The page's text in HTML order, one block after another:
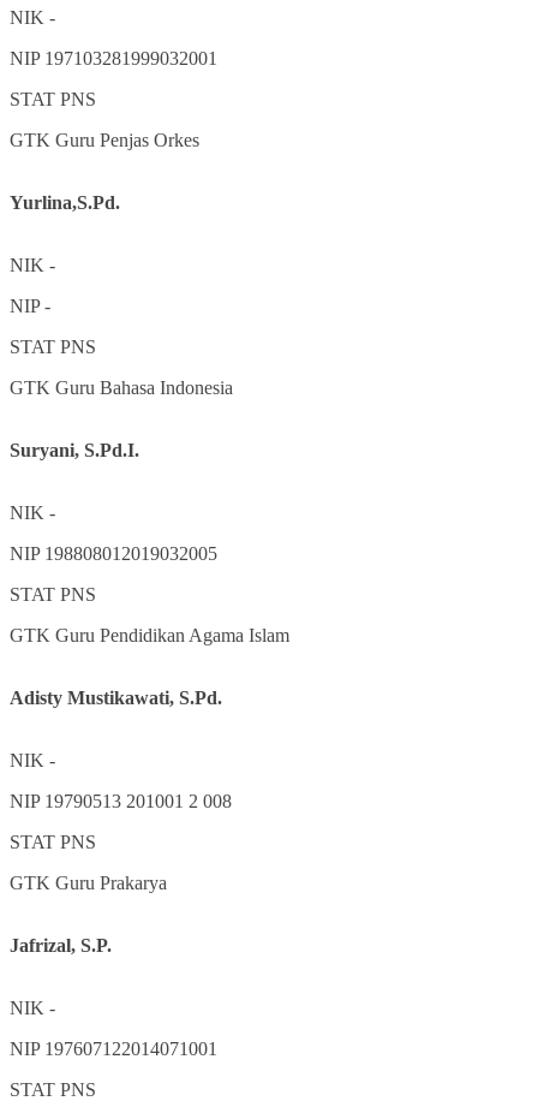
NIK -
NIP 197103281999032001
STAT PNS
GTK Guru Penjas Orkes
Yurlina,S.Pd.
NIK -
NIP-
STAT PNS
GTK Guru Bahasa Indonesia
Suryani, S.Pd.I.
NIK -
NIP 198808012019032005
STAT PNS
GTK Guru Pendidikan Agama Islam
Adisty Mustikawati, S.Pd.
NIK -
NIP 19790513 201001 2 008
STAT PNS
GTK Guru Prakarya
Jafrizal, S.P.
NIK -
NIP 197607122014071001
STAT PNS